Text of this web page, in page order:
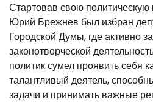
Стартовав свою политическую
Юрий Брежнев был избран
Городской Думы, где активно
законотворческой
политик сумел проявить себя
талантливый деятель,
задачи и принимать важные